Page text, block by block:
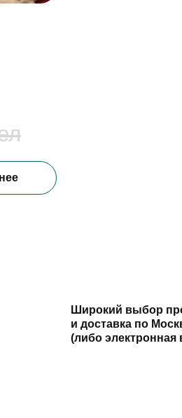
(либо электронная версия на